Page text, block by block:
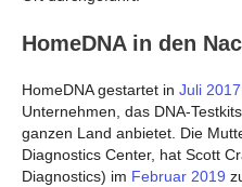
HomeDNA in den
HomeDNA gestartet in Juli 2017
Unternehmen, das DNA-
ganzen Land anbietet. Die
Diagnostics Center, hat Scott
Diagnostics) im Februar 2019